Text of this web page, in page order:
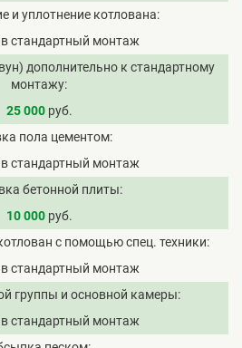
и уплотнение котлована
стандартный монтаж
дополнительно к стандартному
монтажу
25 000руб.
пола цементом
стандартный монтаж
бетонной плиты
10 000руб.
с помощью спец. техники
стандартный монтаж
группы и основной камеры
стандартный монтаж